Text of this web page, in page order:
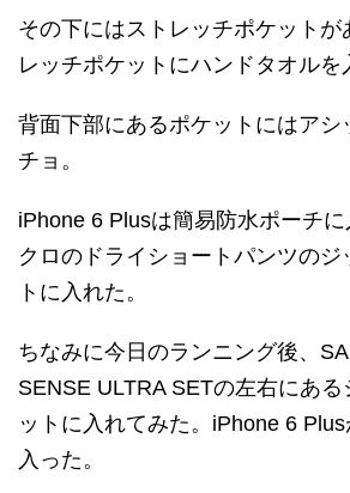
その下にはストレッチポケットが
レッチポケットにハンドタオルを
背面下部にあるポケットにはアシ
チョ。
iPhone 6 Plusは簡易防水ポーチ
クロのドライショートパンツのジ
トに入れた。
ちなみに今日のランニング後、
SENSE ULTRA SETの左右にあ
ットに入れてみた。iPhone 6
入った。